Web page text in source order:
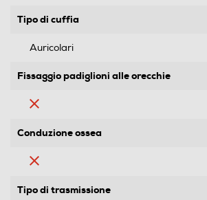
Tipo di cuffia
Auricolari
Fissaggio padiglioni alle orecchie
Conduzione ossea
Tipo di trasmissione